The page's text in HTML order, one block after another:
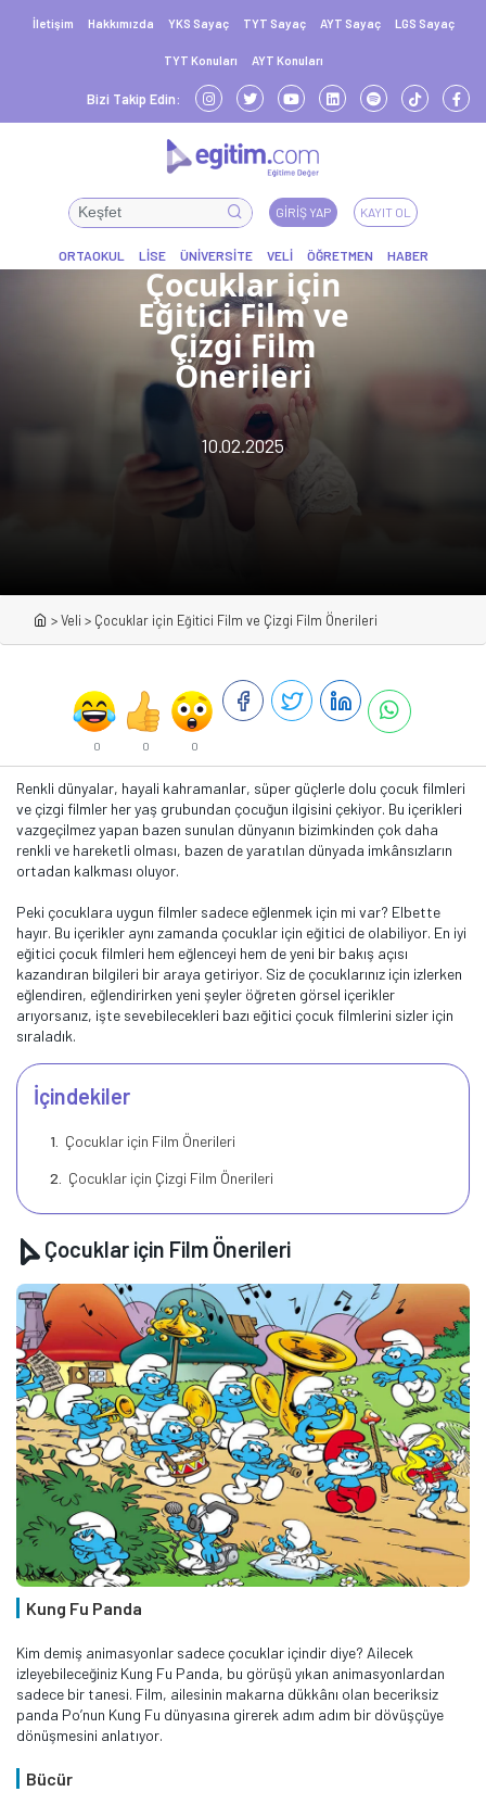
İletişim Hakkımızda YKS Sayaç TYT Sayaç AYT Sayaç LGS Sayaç
TYT Konuları AYT Konuları
Bizi Takip Edin:
GIRIŞ YAP KAYIT OL
Çocuklar için
Eğitici Film ve
Çizgi Film
Önerileri
10.02.2025
>Veli > Çocuklar için Eğitici Film ve Çizgi Film Önerileri
0 0 0
Renkli dünyalar, hayali kahramanlar, süper güçlerle dolu çocuk filmleri
ve çizgi filmler her yaş grubundan çocuğun ilgisini çekiyor. Bu içerikleri
vazgeçilmez yapan bazen sunulan dünyanın bizimkinden çok daha
renkli ve hareketli olması, bazen de yaratılan dünyada imkânsızların
ortadan kalkması oluyor.
Peki çocuklara uygun filmler sadece eğlenmek için mi var? Elbette
hayır. Bu içerikler aynı zamanda çocuklar için eğitici de olabiliyor. En iyi
eğitici çocuk filmleri hem eğlenceyi hem de yeni bir bakış açısı
kazandıran bilgileri bir araya getiriyor. Siz de çocuklarınız için izlerken
eğlendiren, eğlendirirken yeni şeyler öğreten görsel içerikler
arıyorsanız, işte sevebilecekleri bazı eğitici çocuk filmlerini sizler için
sıraladık.
İçindekiler
Çocuklar için Film Önerileri
Çocuklar için Çizgi Film Önerileri
Çocuklar için Film Önerileri
Kung Fu Panda
Kim demiş animasyonlar sadece çocuklar içindir diye? Ailecek
izleyebileceğiniz Kung Fu Panda, bu görüşü yıkan animasyonlardan
sadece bir tanesi. Film, ailesinin makarna dükkânı olan beceriksiz
panda Po’nun Kung Fu dünyasına girerek adım adım bir dövüşçüye
dönüşmesini anlatıyor.
Bücür